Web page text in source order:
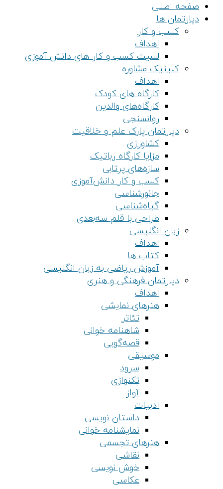
صفحه اصلی
دپارتمان ها
کسب و کار
اهداف
لسیت کسب و کار های دانش آموزی
کلینیک مشاوره
اهداف
کارگاه های کودک
کارگاه‌های والدین
روانسنجی
دپارتمان پارک علم و خلاقیت
کشاورزی
مزایا کارگاه رباتیک
سازه‌های پرتابی
کسب و کار دانش‌آموزی
جانورشناسی
گیاه‌شناسی
طراحی با قلم سه‌بعدی
زبان انگلیسی
اهداف
کتاب ها
آموزش ریاضی به زبان انگلیسی
دپارتمان فرهنگی و هنری
اهداف
هنرهای نمایشی
تئاتر
شاهنامه خوانی
قصه‌گویی
موسیقی
سرود
تکنوازی
آواز
ادبیات
داستان نویسی
نمایشنامه خوانی
هنرهای تجسمی
نقاشی
خوش نویسی
عکاسی